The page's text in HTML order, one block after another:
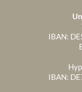
IBAN:
IBAN: